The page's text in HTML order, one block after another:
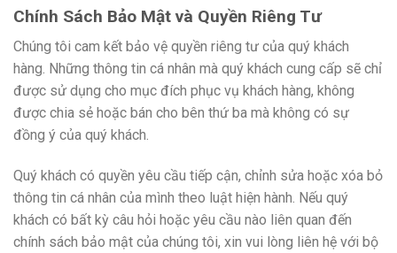
Chính Sách Bảo Mật và Quyền Riêng Tư
Chúng tôi cam kết bảo vệ quyền riêng tư của quý khách
hàng. Những thông tin cá nhân mà quý khách cung cấp sẽ chỉ
được sử dụng cho mục đích phục vụ khách hàng, không
được chia sẻ hoặc bán cho bên thứ ba mà không có sự
đồng ý của quý khách.
Quý khách có quyền yêu cầu tiếp cận, chỉnh sửa hoặc xóa bỏ
thông tin cá nhân của mình theo luật hiện hành. Nếu quý
khách có bất kỳ câu hỏi hoặc yêu cầu nào liên quan đến
chính sách bảo mật của chúng tôi, xin vui lòng liên hệ với bộ